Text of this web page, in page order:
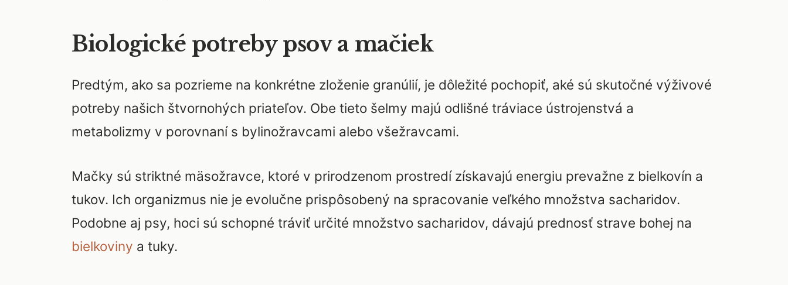
Biologické potreby psov a mačiek
Predtým, ako sa pozrieme na konkrétne zloženie granúlií, je dôležité pochopiť, aké sú skutočné výživové
potreby našich štvornohých priateľov. Obe tieto šelmy majú odlišné tráviace ústrojenstvá a
metabolizmy v porovnaní s bylinožravcami alebo všežravcami.
Mačky sú striktné mäsožravce, ktoré v prirodzenom prostredí získavajú energiu prevažne z bielkovín a
tukov. Ich organizmus nie je evolučne prispôsobený na spracovanie veľkého množstva sacharidov.
Podobne aj psy, hoci sú schopné tráviť určité množstvo sacharidov, dávajú prednosť strave bohej na
bielkoviny a tuky.